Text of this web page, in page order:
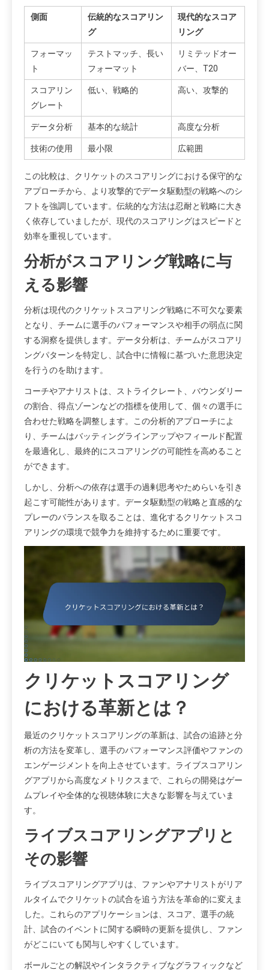
側面
伝統的なスコアリン
グ
現代的なスコア
リング
フォーマッ
ト
テストマッチ、長い
フォーマット
リミテッドオー
バー、T20
スコアリン
グレート
低い、戦略的 高い、攻撃的
データ分析 基本的な統計 高度な分析
技術の使用 最小限 広範囲
この比較は、クリケットのスコアリングにおける保守的な
アプローチから、より攻撃的でデータ駆動型の戦略へのシ
フトを強調しています。伝統的な方法は忍耐と戦略に大き
く依存していましたが、現代のスコアリングはスピードと
効率を重視しています。
分析がスコアリング戦略に与
える影響
分析は現代のクリケットスコアリング戦略に不可欠な要素
となり、チームに選手のパフォーマンスや相手の弱点に関
する洞察を提供します。データ分析は、チームがスコアリ
ングパターンを特定し、試合中に情報に基づいた意思決定
を行うのを助けます。
コーチやアナリストは、ストライクレート、バウンダリー
の割合、得点ゾーンなどの指標を使用して、個々の選手に
合わせた戦略を調整します。この分析的アプローチによ
り、チームはバッティングラインアップやフィールド配置
を最適化し、最終的にスコアリングの可能性を高めること
ができます。
しかし、分析への依存は選手の過剰思考やためらいを引き
起こす可能性があります。データ駆動型の戦略と直感的な
プレーのバランスを取ることは、進化するクリケットスコ
アリングの環境で競争力を維持するために重要です。
クリケットスコアリング
における革新とは？
最近のクリケットスコアリングの革新は、試合の追跡と分
析の方法を変革し、選手のパフォーマンス評価やファンの
エンゲージメントを向上させています。ライブスコアリン
グアプリから高度なメトリクスまで、これらの開発はゲー
ムプレイや全体的な視聴体験に大きな影響を与えていま
す。
ライブスコアリングアプリと
その影響
ライブスコアリングアプリは、ファンやアナリストがリア
ルタイムでクリケットの試合を追う方法を革命的に変えま
した。これらのアプリケーションは、スコア、選手の統
計、試合のイベントに関する瞬時の更新を提供し、ファン
がどこにいても関与しやすくしています。
ボールごとの解説やインタラクティブなグラフィックなど